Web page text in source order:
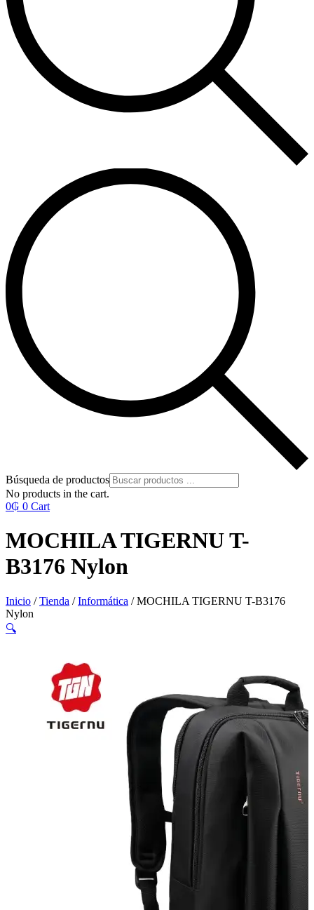
Búsqueda de productos
No products in the cart.
0₲ 0 Cart
MOCHILA TIGERNU T-
B3176 Nylon
Inicio /Tienda /Informática / MOCHILA TIGERNU T-B3176
Nylon
🔍